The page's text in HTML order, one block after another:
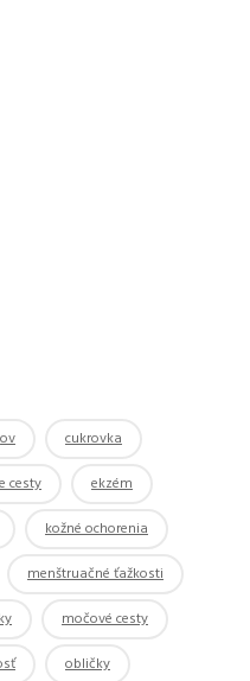
cukrovka
cesty
ekzém
kožné ochorenia
menštruačné ťažkosti
močové cesty
obličky